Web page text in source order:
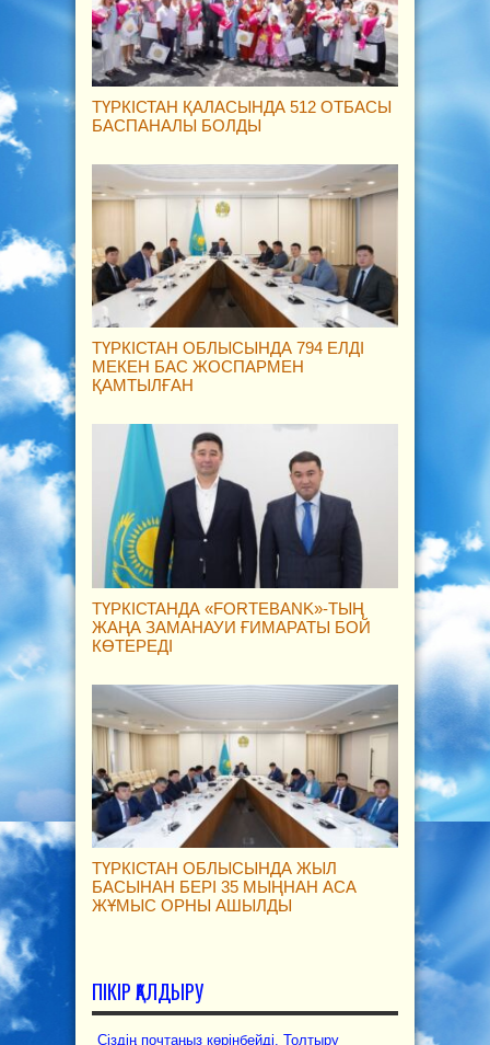
ТҮРКІСТАН ҚАЛАСЫНДА 512 ОТБАСЫ
БАСПАНАЛЫ БОЛДЫ
ТҮРКІСТАН ОБЛЫСЫНДА 794 ЕЛДІ
МЕКЕН БАС ЖОСПАРМЕН
ҚАМТЫЛҒАН
ТҮРКІСТАНДА «FORTEBANK»-ТЫҢ
ЖАҢА ЗАМАНАУИ ҒИМАРАТЫ БОЙ
КӨТЕРЕДІ
ТҮРКІСТАН ОБЛЫСЫНДА ЖЫЛ
БАСЫНАН БЕРІ 35 МЫҢНАН АСА
ЖҰМЫС ОРНЫ АШЫЛДЫ
ПІКІР ҚАЛДЫРУ
Сіздің почтаңыз көрінбейді. Толтыру